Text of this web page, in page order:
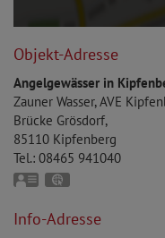
Objekt-Adresse
Angelgewässer in
Zauner Wasser, AVE
Brücke Grösdorf
85110 Kipfenberg
Tel.: 08465 941040
vCard
Info-Adresse